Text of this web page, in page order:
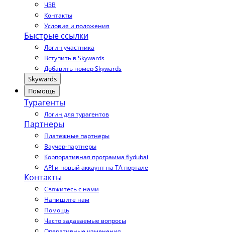
ЧЗВ
Контакты
Условия и положения
Быстрые ссылки
Логин участника
Вступить в Skywards
Добавить номер Skywards
Skywards
Помощь
Турагенты
Логин для турагентов
Партнеры
Платежные партнеры
Ваучер-партнеры
Корпоративная программа flydubai
API и новый аккаунт на TA портале
Контакты
Свяжитесь с нами
Напишите нам
Помощь
Часто задаваемые вопросы